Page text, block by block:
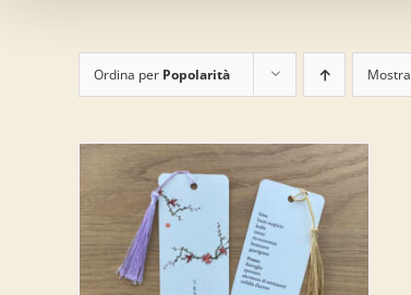
Ordina per Popolarità Mostra